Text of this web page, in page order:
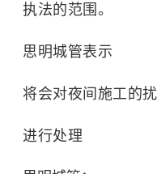
执法的范围。
思明城管表示
将会对夜间施工的
进行处理